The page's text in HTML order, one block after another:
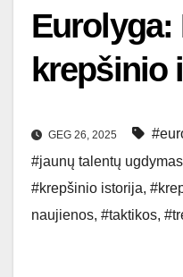
Eurolyga:
krepšinio
GEG 26, 2025
#jaunų talentų ugdymas
#krepšinio istorija,
naujienos, #taktikos,